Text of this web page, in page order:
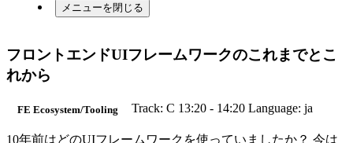
メニューを閉じる
フロントエンドUIフレームワークのこれまでとこ
れから
FE Ecosystem/Tooling Track: C 13:20 - 14:20Language: ja
10年前はどのUIフレームワークを使っていましたか？ 今は